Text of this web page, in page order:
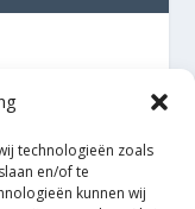
technologieën zoals
en/of te
kunnen wij